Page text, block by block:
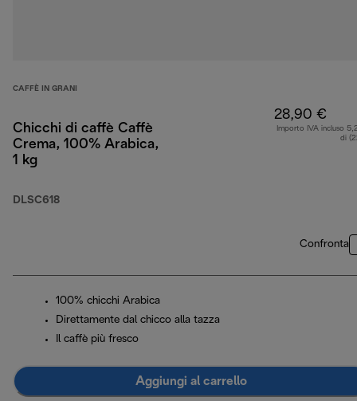
CAFFÈ IN GRANI
Chicchi di caffè Caffè
Crema, 100% Arabica,
1 kg
DLSC618
28,90 €
Importo IVA incluso
di
Confronta
100% chicchi Arabica
Direttamente dal chicco alla tazza
Il caffè più fresco
Aggiungi al carrello